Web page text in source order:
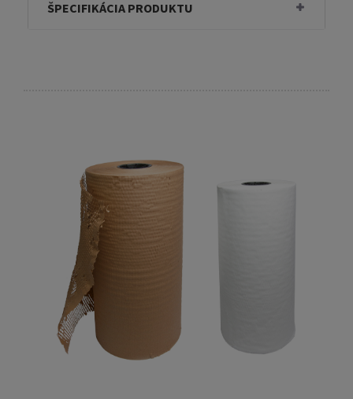
ŠPECIFIKÁCIA PRODUKTU